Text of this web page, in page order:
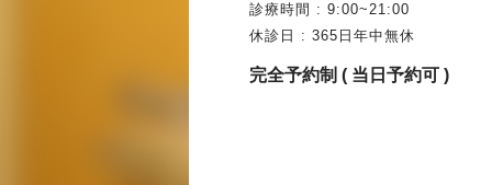
診療時間 : 9:00~21:00
休診日 : 365日年中無休
完全予約制 ( 当日予約可 )